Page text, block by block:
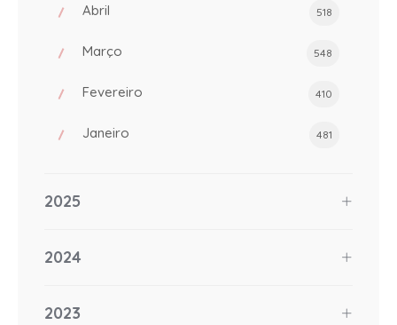
Abril 518
Março 548
Fevereiro 410
Janeiro 481
2025
2024
2023